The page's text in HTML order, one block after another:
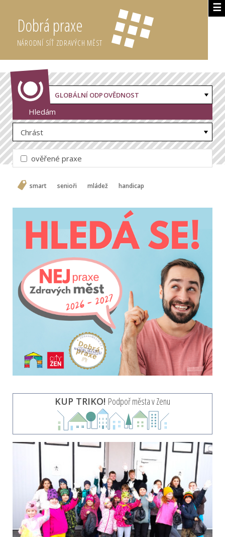
☰
Dobrá praxe
NÁRODNÍ SÍŤ ZDRAVÝCH MĚST
GLOBÁLNÍ ODPOVĚDNOST
Hledám
Chrást
ověřené praxe
smart senioři mládež handicap
KUP TRIKO! Podpoř města v Zenu